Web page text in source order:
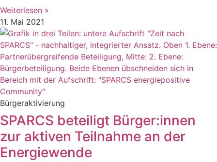
Weiterlesen »
11. Mai 2021
Bürgeraktivierung
SPARCS beteiligt Bürger:innen
zur aktiven Teilnahme an der
Energiewende